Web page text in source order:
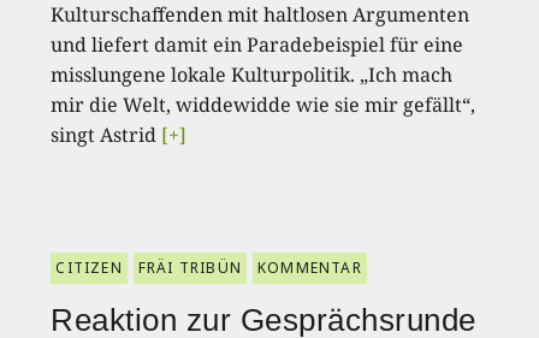
Kulturschaffenden mit haltlosen Argumenten
und liefert damit ein Paradebeispiel für eine
misslungene lokale Kulturpolitik. „Ich mach
mir die Welt, widdewidde wie sie mir gefällt“,
singt Astrid [+]
CITIZEN FRÄI TRIBÜN KOMMENTAR
Reaktion zur Gesprächsrunde